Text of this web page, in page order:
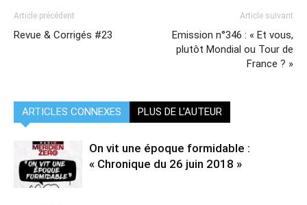
Article précédent
Revue & Corrigés #23
Article suivant
Emission n°346 : « Et vous,
plutôt Mondial ou Tour de
France ? »
ARTICLES CONNEXES PLUS DE L'AUTEUR
On vit une époque formidable :
« Chronique du 26 juin 2018 »